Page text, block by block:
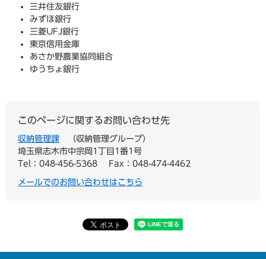
三井住友銀行
みずほ銀行
三菱UFJ銀行
東京信用金庫
あさか野農業協同組合
ゆうちょ銀行
このページに関するお問い合わせ先
収納管理課
収納管理グループ
埼玉県志木市中宗岡1丁目1番1号
Tel：048-456-5368
Fax：048-474-4462
メールでのお問い合わせはこちら